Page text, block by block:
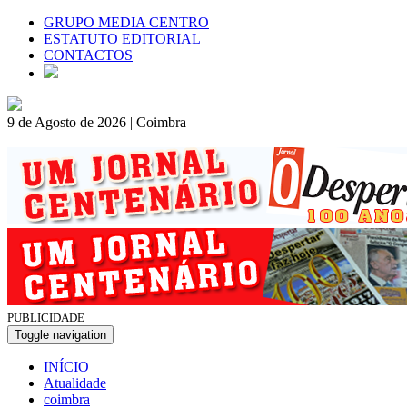
GRUPO MEDIA CENTRO
ESTATUTO EDITORIAL
CONTACTOS
9 de Agosto de 2026 | Coimbra
PUBLICIDADE
Toggle navigation
INÍCIO
Atualidade
coimbra